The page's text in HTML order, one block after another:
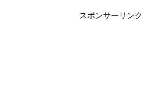
スポンサーリンク